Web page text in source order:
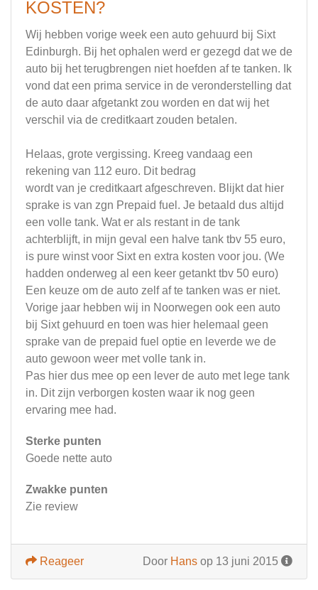
KOSTEN?
Wij hebben vorige week een auto gehuurd bij Sixt
Edinburgh. Bij het ophalen werd er gezegd dat we de
auto bij het terugbrengen niet hoefden af te tanken. Ik
vond dat een prima service in de veronderstelling dat
de auto daar afgetankt zou worden en dat wij het
verschil via de creditkaart zouden betalen.
Helaas, grote vergissing. Kreeg vandaag een
rekening van 112 euro. Dit bedrag
wordt van je creditkaart afgeschreven. Blijkt dat hier
sprake is van zgn Prepaid fuel. Je betaald dus altijd
een volle tank. Wat er als restant in de tank
achterblijft, in mijn geval een halve tank tbv 55 euro,
is pure winst voor Sixt en extra kosten voor jou. (We
hadden onderweg al een keer getankt tbv 50 euro)
Een keuze om de auto zelf af te tanken was er niet.
Vorige jaar hebben wij in Noorwegen ook een auto
bij Sixt gehuurd en toen was hier helemaal geen
sprake van de prepaid fuel optie en leverde we de
auto gewoon weer met volle tank in.
Pas hier dus mee op een lever de auto met lege tank
in. Dit zijn verborgen kosten waar ik nog geen
ervaring mee had.
Sterke punten
Goede nette auto
Zwakke punten
Zie review
Door Hans op 13 juni 2015
Reageer